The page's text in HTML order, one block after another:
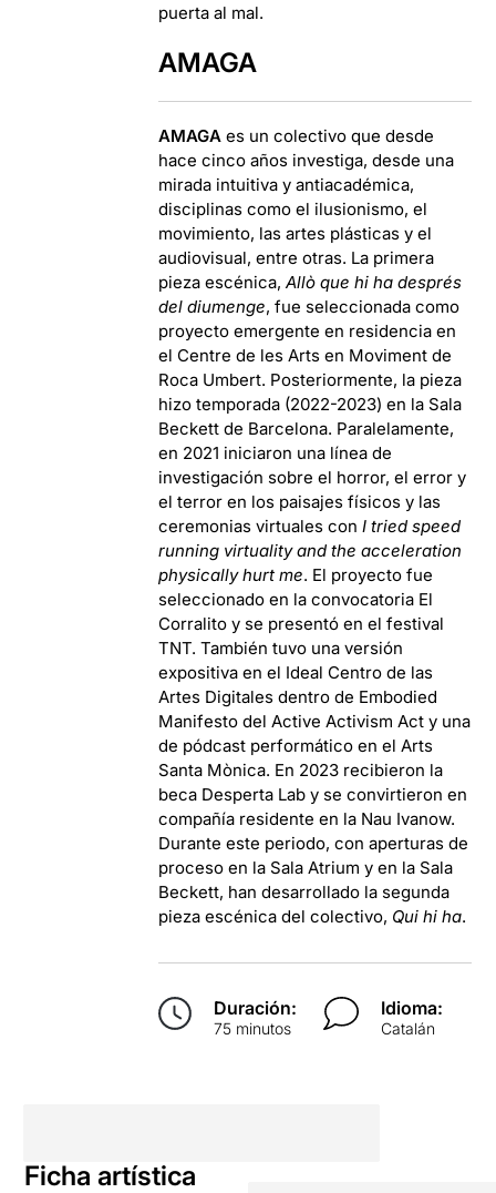
puerta al mal.
AMAGA
AMAGA es un colectivo que desde
hace cinco años investiga, desde una
mirada intuitiva y antiacadémica,
disciplinas como el ilusionismo, el
movimiento, las artes plásticas y el
audiovisual, entre otras. La primera
pieza escénica,Allò que hi ha després
del diumenge, fue seleccionada como
proyecto emergente en residencia en
el Centre de les Arts en Moviment de
Roca Umbert. Posteriormente, la pieza
hizo temporada (2022-2023) en la Sala
Beckett de Barcelona. Paralelamente,
en 2021 iniciaron una línea de
investigación sobre el horror, el error y
el terror en los paisajes físicos y las
ceremonias virtuales conI tried speed
running virtuality and the acceleration
physically hurt me. El proyecto fue
seleccionado en la convocatoria El
Corralito y se presentó en el festival
TNT. También tuvo una versión
expositiva en el Ideal Centro de las
Artes Digitales dentro de Embodied
Manifesto del Active Activism Act y una
de pódcast performático en el Arts
Santa Mònica. En 2023 recibieron la
beca Desperta Lab y se convirtieron en
compañía residente en la Nau Ivanow.
Durante este periodo, con aperturas de
proceso en la Sala Atrium y en la Sala
Beckett, han desarrollado la segunda
pieza escénica del colectivo, Qui hi ha.
Duración:
75 minutos
Idioma:
Catalán
Ficha artística